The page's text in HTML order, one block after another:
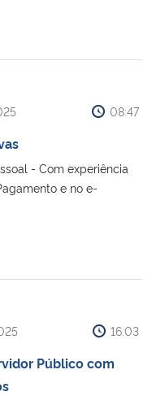
08:47
- Com experiência
e no e-
16:03
Público com